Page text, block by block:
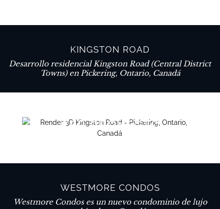
KINGSTON ROAD
Desarrollo residencial Kingston Road (Central District
Towns) en Pickering, Ontario, Canadá
VER PROYECTO
WESTMORE CONDOS
Westmore Condos es un nuevo condominio de lujo